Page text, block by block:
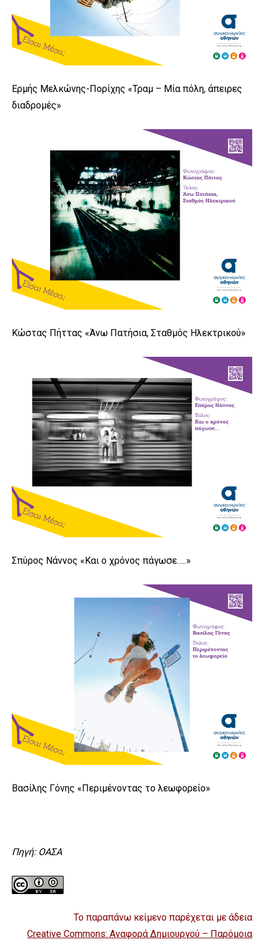
Ερμής Μελκώνης-Πορίχης «Τραμ – Μία πόλη, άπειρες
διαδρομές»
Κώστας Πήττας «Άνω Πατήσια, Σταθμός Ηλεκτρικού»
Σπύρος Νάννος «Και ο χρόνος πάγωσε…..»
Βασίλης Γόνης «Περιμένοντας το λεωφορείο»
Πηγή: ΟΑΣΑ
Το παραπάνω κείμενο παρέχεται με άδεια
Creative Commons: Αναφορά Δημιουργού – Παρόμοια